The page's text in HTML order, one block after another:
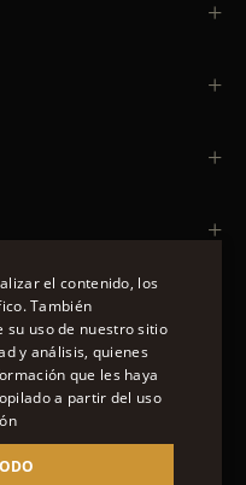
XXV APRILE, 90 37014
(VR) P.I./C.F.:
ENGLISH
ITALIAN
el contenido, los
También
uso de nuestro sitio
y análisis, quienes
que les haya
a partir del uso